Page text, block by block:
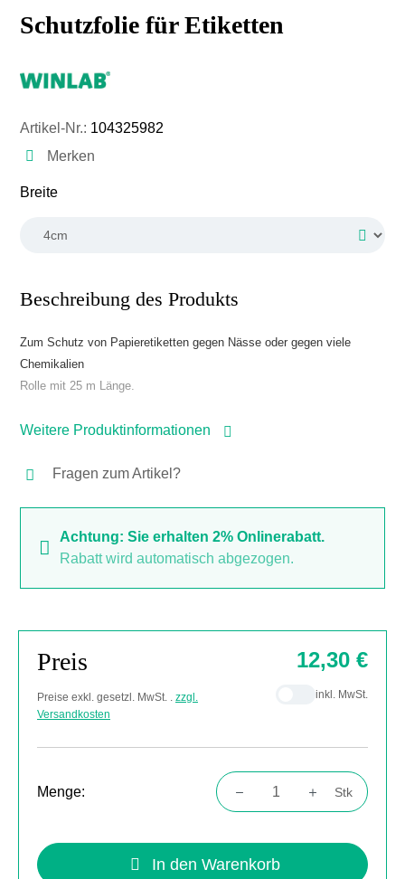
Schutzfolie für Etiketten
Artikel-Nr.: 104325982
Merken
Breiteauswählen
Beschreibung des Produkts
Zum Schutz von Papieretiketten gegen Nässe oder gegen viele
Chemikalien
Rolle mit 25 m Länge.
Weitere Produktinformationen
Fragen zum Artikel?
Achtung: Sie erhalten 2% Onlinerabatt.
Rabatt wird automatisch abgezogen.
Preis
Preise exkl. gesetzl. MwSt. . zzgl.
Versandkosten
12,30 €
inkl. MwSt.
Menge:
Produkt Anzahl: Gib den gewünschten
Stk
In den Warenkorb